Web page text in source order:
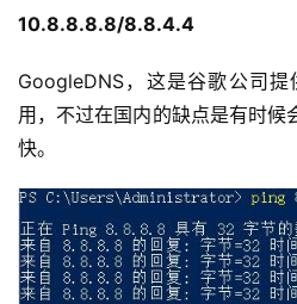
10.8.8.8.8/8.8.4.4
GoogleDNS，这是谷歌公司
用，不过在国内的缺点是有时候
快。